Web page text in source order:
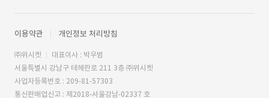
이용약관 개인정보 처리방침
㈜위시켓
대표이사 : 박우범
서울특별시 강남구 테헤란로 211 3층 ㈜위시켓
사업자등록번호 : 209-81-57303
통신판매업신고 : 제2018-서울강남-02337 호